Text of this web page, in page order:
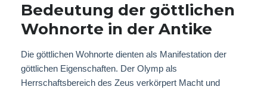
Bedeutung der göttlichen
Wohnorte in der Antike
Die göttlichen Wohnorte dienten als Manifestation der
göttlichen Eigenschaften. Der Olymp als
Herrschaftsbereich des Zeus verkörpert Macht und